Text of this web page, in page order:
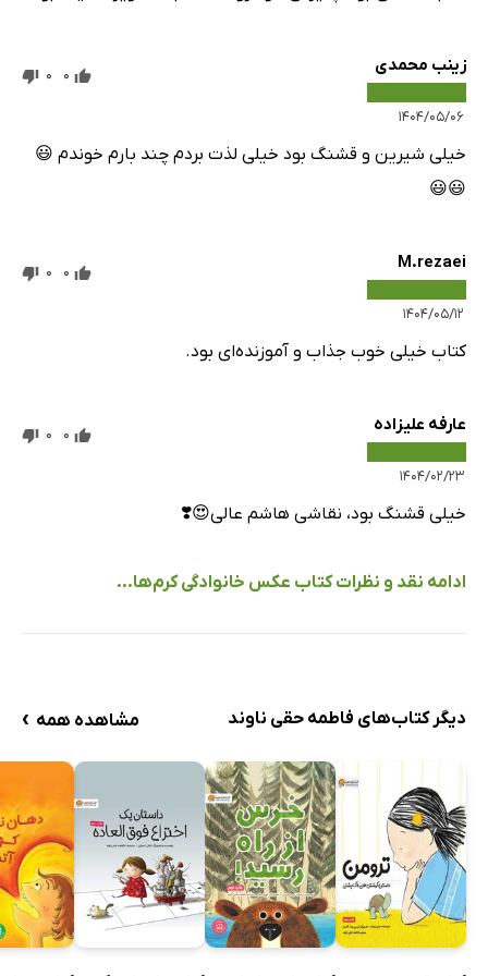
زینب محمدی
۱۴۰۴/۰۵/۰۶
0
0
خیلی شیرین و قشنگ بود خیلی لذت بردم چند بارم خوندم 😃
😃😃
M.rezaei
۱۴۰۴/۰۵/۱۲
0
0
کتاب خیلی خوب جذاب و آموزنده‌ای بود.
عارفه علیزاده
۱۴۰۴/۰۲/۲۳
0
0
خیلی قشنگ بود، نقاشی هاشم عالی😍❣️
ادامه نقد و نظرات کتاب عکس خانوادگی کرم‌ها...
دیگر کتاب‌های فاطمه حقی ناوند مشاهده همه ›